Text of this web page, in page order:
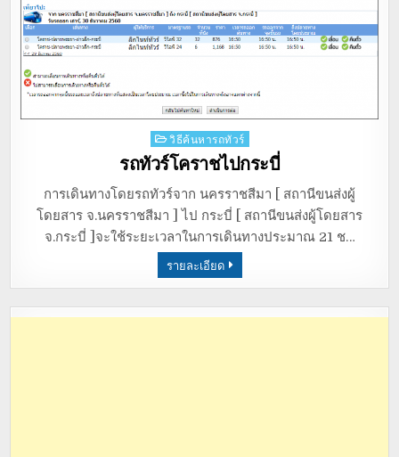
Posted
in
วิธีค้นหารถทัวร์
รถทัวร์โคราชไปกระบี่
การเดินทางโดยรถทัวร์จาก นครราชสีมา [ สถานีขนส่งผู้
โดยสาร จ.นครราชสีมา ] ไป กระบี่ [ สถานีขนส่งผู้โดยสาร
จ.กระบี่ ]จะใช้ระยะเวลาในการเดินทางประมาณ 21 ช…
รายละเอียด